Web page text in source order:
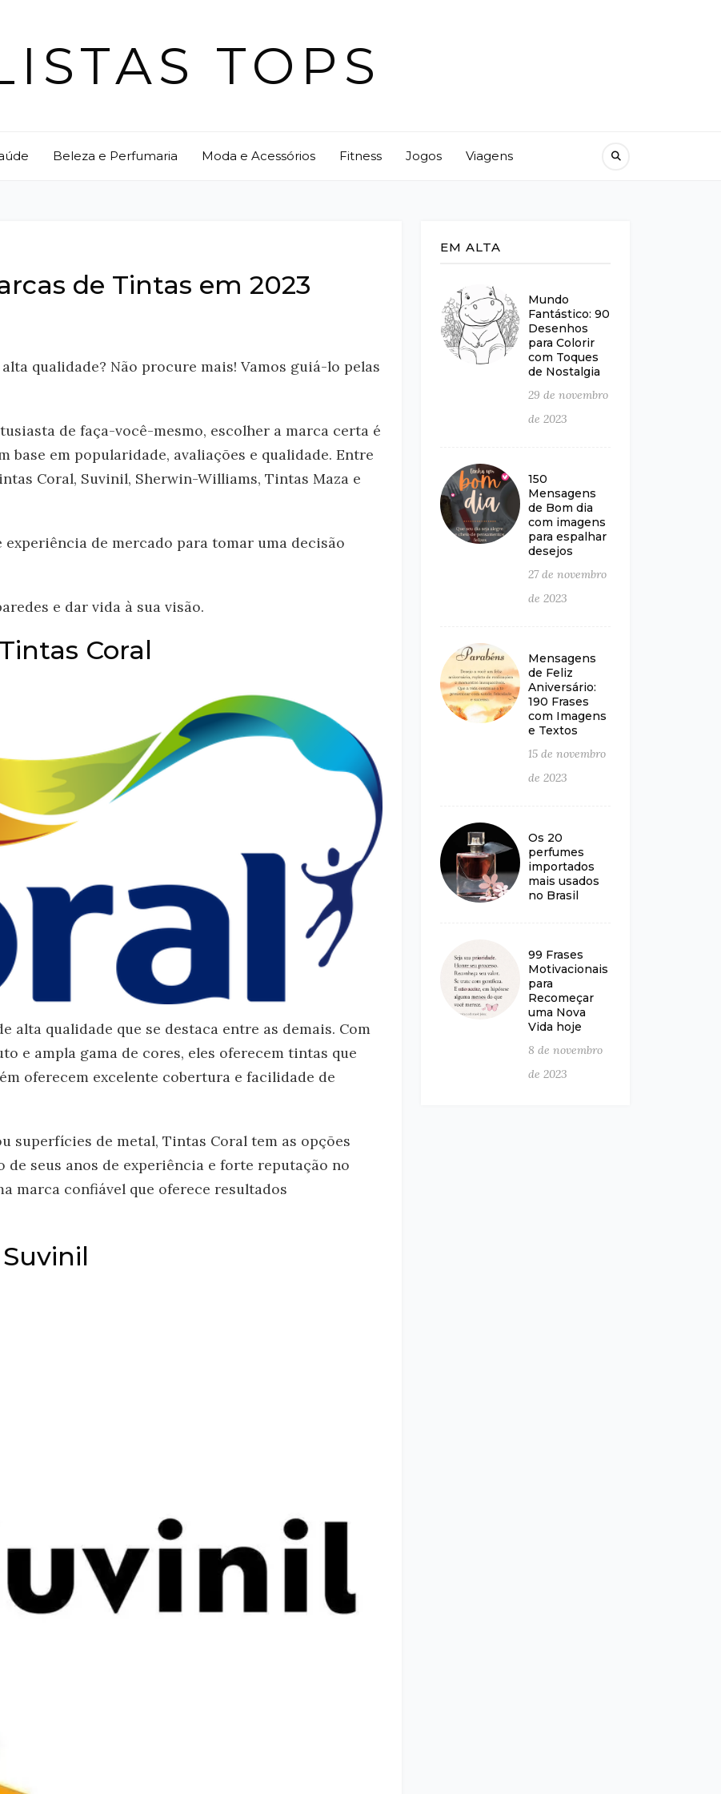
TOPS
Beleza e Perfumaria Moda e Acessórios Fitness Jogos Viagens
de Tintas em 2023
qualidade? Não procure mais! Vamos guiá-lo pelas
de faça-você-mesmo, escolher a marca certa é
base em popularidade, avaliações e qualidade. Entre
Coral, Suvinil, Sherwin-Williams, Tintas Maza e
experiência de mercado para tomar uma decisão
e dar vida à sua visão.
Coral
alta qualidade que se destaca entre as demais. Com
e ampla gama de cores, eles oferecem tintas que
oferecem excelente cobertura e facilidade de
superfícies de metal, Tintas Coral tem as opções
de seus anos de experiência e forte reputação no
marca confiável que oferece resultados
EM ALTA
Mundo
Fantástico: 90
Desenhos
para Colorir
com Toques
de Nostalgia
29 de novembro
de 2023
150
Mensagens
de Bom dia
com imagens
para espalhar
desejos
27 de novembro
de 2023
Mensagens
de Feliz
Aniversário:
190 Frases
com Imagens
e Textos
15 de novembro
de 2023
Os 20
perfumes
importados
mais usados
no Brasil
99 Frases
Motivacionais
para
Recomeçar
uma Nova
Vida hoje
8 de novembro
de 2023